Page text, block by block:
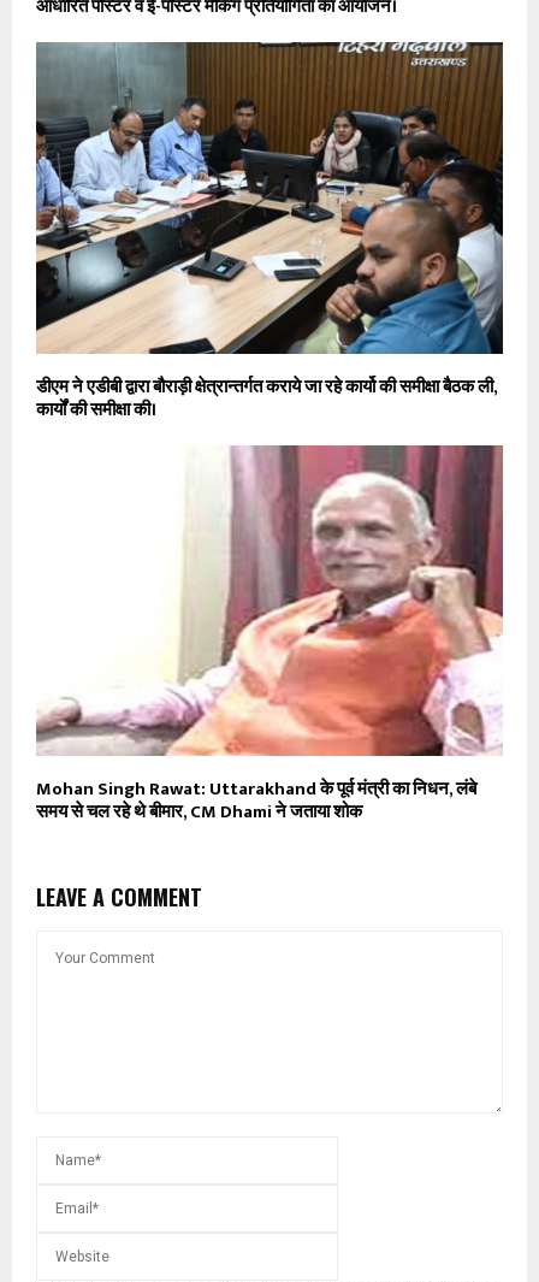
आधारित पोस्टर व ई-पोस्टर मेकिंग प्रतियोगिता का आयोजन।
डीएम ने एडीबी द्वारा बौराड़ी क्षेत्रान्तर्गत कराये जा रहे कार्यो की समीक्षा बैठक ली,
कार्यों की समीक्षा की।
Mohan Singh Rawat: Uttarakhand के पूर्व मंत्री का निधन, लंबे
समय से चल रहे थे बीमार, CM Dhami ने जताया शोक
LEAVE A COMMENT